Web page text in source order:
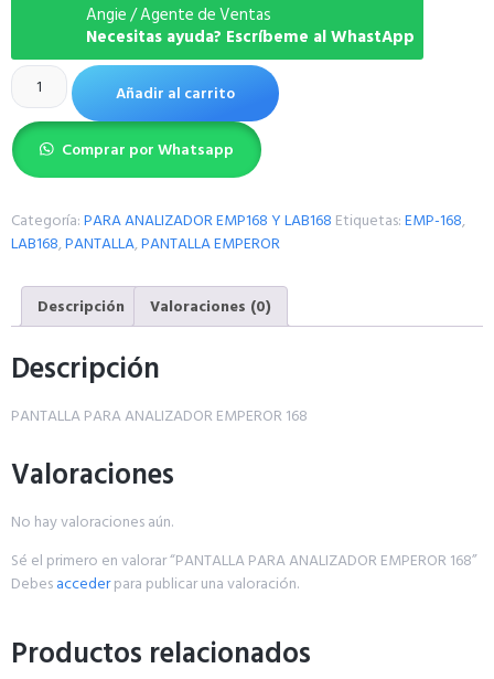
Angie / Agente de Ventas
Necesitas ayuda? Escríbeme al WhastApp
Añadir al carrito
Comprar por Whatsapp
Categoría:PARA ANALIZADOR EMP168 Y LAB168 Etiquetas:EMP-168,
LAB168,PANTALLA,PANTALLA EMPEROR
Descripción Valoraciones (0)
Descripción
PANTALLA PARA ANALIZADOR EMPEROR 168
Valoraciones
No hay valoraciones aún.
Sé el primero en valorar “PANTALLA PARA ANALIZADOR EMPEROR 168”
Debesaccederpara publicar una valoración.
Productos relacionados